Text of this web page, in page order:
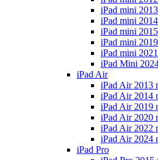
iPad mini
iPad mini
iPad mini
iPad mini
iPad mini
iPad Mini
iPad Air
iPad Air 2013
iPad Air 2014
iPad Air 2019
iPad Air 2020
iPad Air 2022
iPad Air 2024
iPad Pro